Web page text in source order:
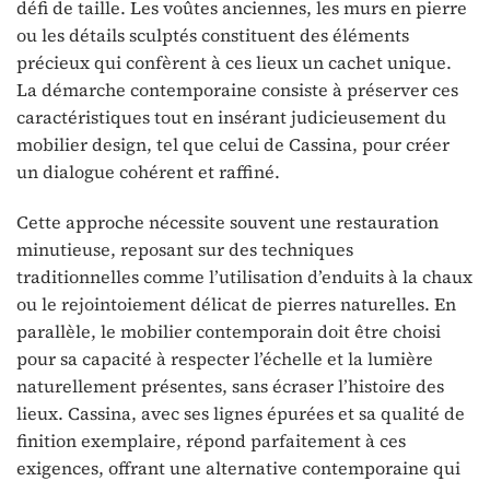
défi de taille. Les voûtes anciennes, les murs en pierre
ou les détails sculptés constituent des éléments
précieux qui confèrent à ces lieux un cachet unique.
La démarche contemporaine consiste à préserver ces
caractéristiques tout en insérant judicieusement du
mobilier design, tel que celui de Cassina, pour créer
un dialogue cohérent et raffiné.
Cette approche nécessite souvent une restauration
minutieuse, reposant sur des techniques
traditionnelles comme l’utilisation d’enduits à la chaux
ou le rejointoiement délicat de pierres naturelles. En
parallèle, le mobilier contemporain doit être choisi
pour sa capacité à respecter l’échelle et la lumière
naturellement présentes, sans écraser l’histoire des
lieux. Cassina, avec ses lignes épurées et sa qualité de
finition exemplaire, répond parfaitement à ces
exigences, offrant une alternative contemporaine qui